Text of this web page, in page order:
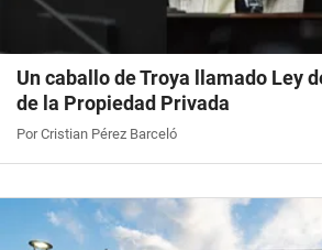
Un caballo de Troya llamado Ley
de la Propiedad Privada
Por Cristian Pérez Barceló